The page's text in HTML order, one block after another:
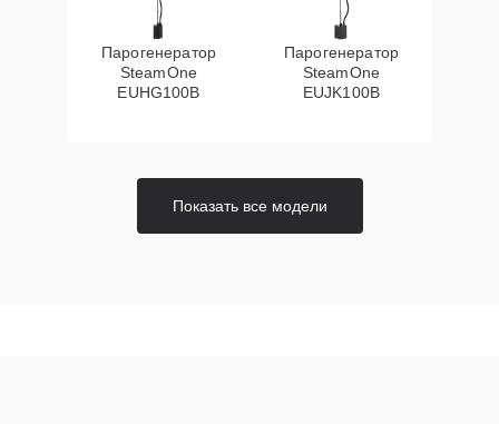
Парогенератор
SteamOne
EUHG100B
Парогенератор
SteamOne
EUJK100B
Показать все модели